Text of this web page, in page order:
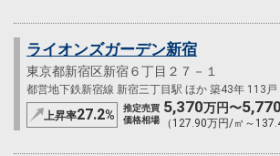
ライオンズガーデン新宿
東京都新宿区新宿６丁目２７－１
都営地下鉄新宿線 新宿三丁目駅 ほか 築43年 113戸
上昇率27.2%
推定売買
価格相場
5,370万円〜5,770
（127.90万円/㎡～